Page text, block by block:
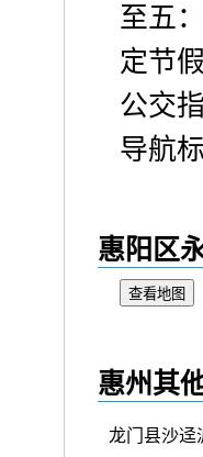
至五
定节
公交
导航
惠阳区
查看地图
惠州其
龙门县沙迳